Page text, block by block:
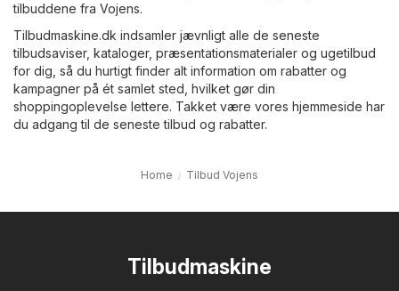
tilbuddene fra Vojens.
Tilbudmaskine.dk indsamler jævnligt alle de seneste
tilbudsaviser, kataloger, præsentationsmaterialer og ugetilbud
for dig, så du hurtigt finder alt information om rabatter og
kampagner på ét samlet sted, hvilket gør din
shoppingoplevelse lettere. Takket være vores hjemmeside har
du adgang til de seneste tilbud og rabatter.
Home Tilbud Vojens
Tilbudmaskine